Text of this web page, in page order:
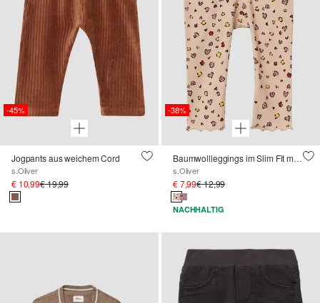
-45%
Jogpants aus weichem Cord
s.Oliver
€ 10,99€ 19,99
-38%
Baumwollleggings im Slim Fit mit All-over-Print und Rollsaum
s.Oliver
€ 7,99€ 12,99
NACHHALTIG